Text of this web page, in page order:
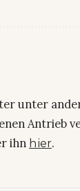
unter
Antrieb
ihn hier.